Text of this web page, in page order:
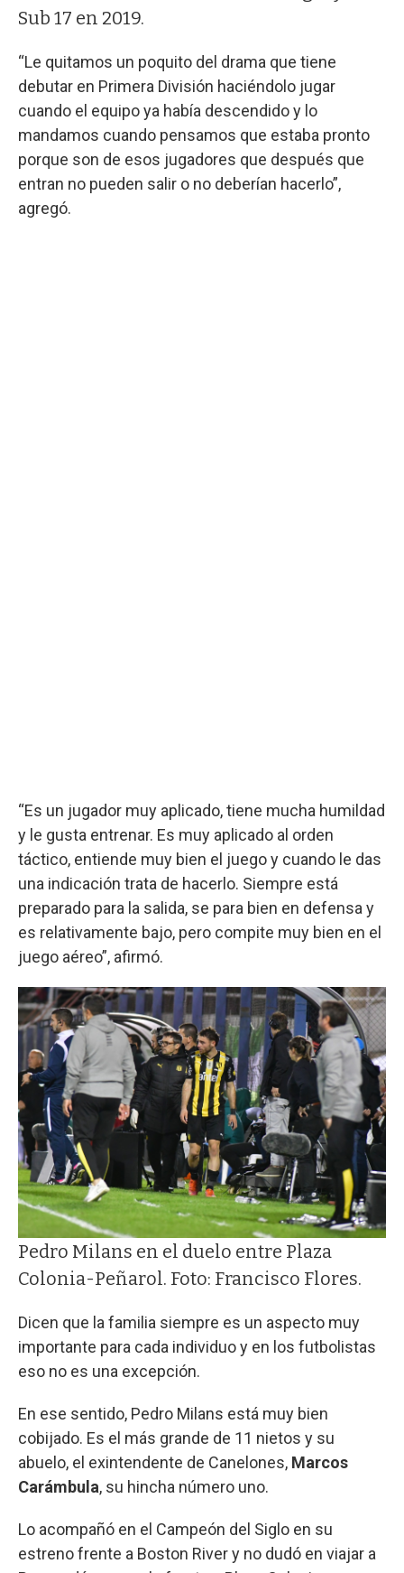
Sub 17 en 2019.
“Le quitamos un poquito del drama que tiene
debutar en Primera División haciéndolo jugar
cuando el equipo ya había descendido y lo
mandamos cuando pensamos que estaba pronto
porque son de esos jugadores que después que
entran no pueden salir o no deberían hacerlo”,
agregó.
“Es un jugador muy aplicado, tiene mucha humildad
y le gusta entrenar. Es muy aplicado al orden
táctico, entiende muy bien el juego y cuando le das
una indicación trata de hacerlo. Siempre está
preparado para la salida, se para bien en defensa y
es relativamente bajo, pero compite muy bien en el
juego aéreo”, afirmó.
Pedro Milans en el duelo entre Plaza
Colonia-Peñarol. Foto: Francisco Flores.
Dicen que la familia siempre es un aspecto muy
importante para cada individuo y en los futbolistas
eso no es una excepción.
En ese sentido, Pedro Milans está muy bien
cobijado. Es el más grande de 11 nietos y su
abuelo, el exintendente de Canelones, Marcos
Carámbula, su hincha número uno.
Lo acompañó en el Campeón del Siglo en su
estreno frente a Boston River y no dudó en viajar a